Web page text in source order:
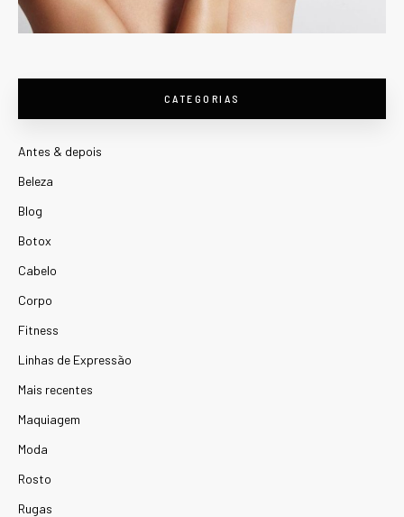
CATEGORIAS
Antes & depois
Beleza
Blog
Botox
Cabelo
Corpo
Fitness
Linhas de Expressão
Mais recentes
Maquiagem
Moda
Rosto
Rugas